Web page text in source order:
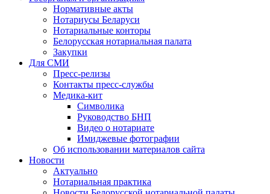
Нормативные акты
Нотариусы Беларуси
Нотариальные конторы
Белорусская нотариальная палата
Закупки
Для СМИ
Пресс-релизы
Контакты пресс-службы
Медика-кит
Символика
Руководство БНП
Видео о нотариате
Имиджевые фотографии
Об использовании материалов сайта
Новости
Актуально
Нотариальная практика